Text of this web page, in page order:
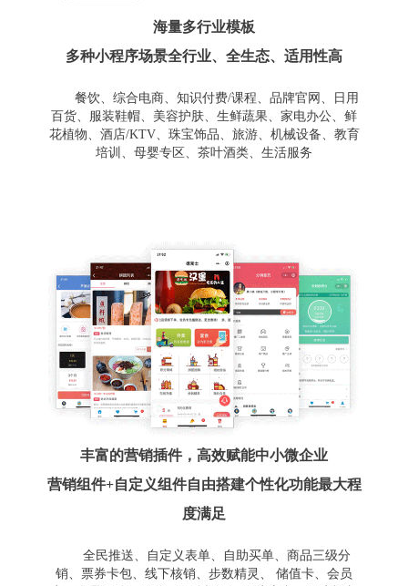
海量多行业模板
多种小程序场景全行业、全生态、适用性高
餐饮、综合电商、知识付费/课程、品牌官网、日用
百货、服装鞋帽、美容护肤、生鲜蔬果、家电办公、鲜
花植物、酒店/KTV、珠宝饰品、旅游、机械设备、教育
培训、母婴专区、茶叶酒类、生活服务
丰富的营销插件，高效赋能中小微企业
营销组件+自定义组件自由搭建个性化功能最大程
度满足
全民推送、自定义表单、自助买单、商品三级分
销、票券卡包、线下核销、步数精灵、 储值卡、会员